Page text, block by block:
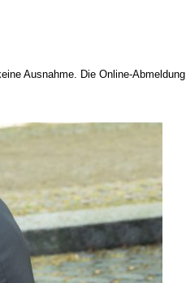
Ausnahme. Die Online-